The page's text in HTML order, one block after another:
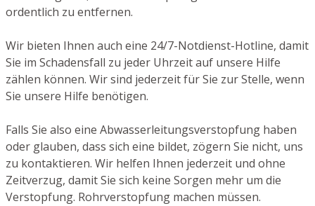
ordentlich zu entfernen.
Wir bieten Ihnen auch eine 24/7-Notdienst-Hotline, damit
Sie im Schadensfall zu jeder Uhrzeit auf unsere Hilfe
zählen können. Wir sind jederzeit für Sie zur Stelle, wenn
Sie unsere Hilfe benötigen.
Falls Sie also eine Abwasserleitungsverstopfung haben
oder glauben, dass sich eine bildet, zögern Sie nicht, uns
zu kontaktieren. Wir helfen Ihnen jederzeit und ohne
Zeitverzug, damit Sie sich keine Sorgen mehr um die
Verstopfung. Rohrverstopfung machen müssen.